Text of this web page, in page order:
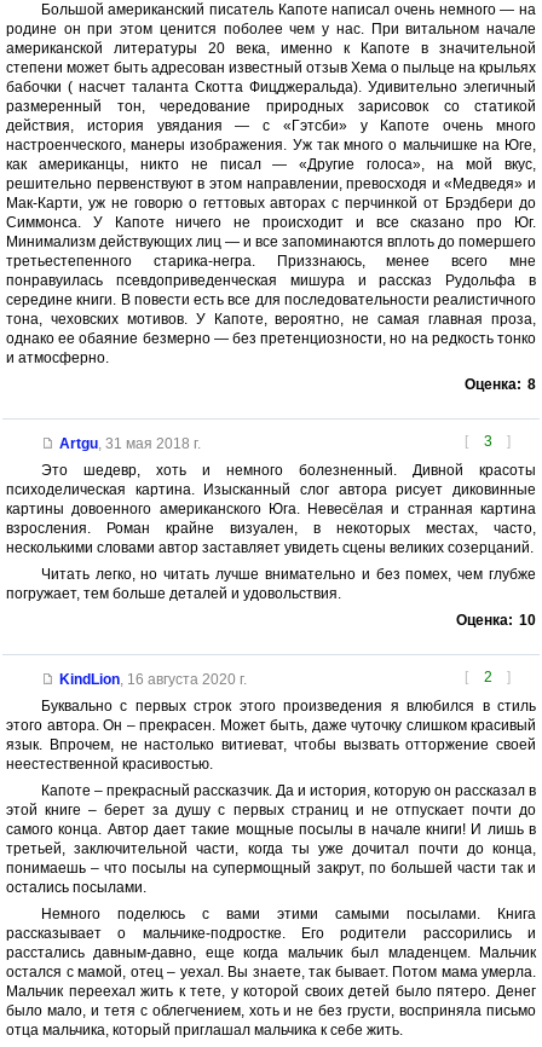
Большой американский писатель Капоте написал очень немного — на
родине он при этом ценится поболее чем у нас. При витальном начале
американской литературы 20 века, именно к Капоте в значительной
степени может быть адресован известный отзыв Хема о пыльце на крыльях
бабочки ( насчет таланта Скотта Фицджеральда). Удивительно элегичный
размеренный тон, чередование природных зарисовок со статикой
действия, история увядания — с «Гэтсби» у Капоте очень много
настроенческого, манеры изображения. Уж так много о мальчишке на Юге,
как американцы, никто не писал — «Другие голоса», на мой вкус,
решительно первенствуют в этом направлении, превосходя и «Медведя» и
Мак-Карти, уж не говорю о геттовых авторах с перчинкой от Брэдбери до
Симмонса. У Капоте ничего не происходит и все сказано про Юг.
Минимализм действующих лиц — и все запоминаются вплоть до помершего
третьестепенного старика-негра. Приззнаюсь, менее всего мне
понравуилась псевдоприведенческая мишура и рассказ Рудольфа в
середине книги. В повести есть все для последовательности реалистичного
тона, чеховских мотивов. У Капоте, вероятно, не самая главная проза,
однако ее обаяние безмерно — без претенциозности, но на редкость тонко
и атмосферно.
Оценка: 8
[ 3 ]
Artgu, 31 мая 2018 г.
Это шедевр, хоть и немного болезненный. Дивной красоты
психоделическая картина. Изысканный слог автора рисует диковинные
картины довоенного американского Юга. Невесёлая и странная картина
взросления. Роман крайне визуален, в некоторых местах, часто,
несколькими словами автор заставляет увидеть сцены великих созерцаний.
Читать легко, но читать лучше внимательно и без помех, чем глубже
погружает, тем больше деталей и удовольствия.
Оценка: 10
[ 2 ]
KindLion, 16 августа 2020 г.
Буквально с первых строк этого произведения я влюбился в стиль
этого автора. Он – прекрасен. Может быть, даже чуточку слишком красивый
язык. Впрочем, не настолько витиеват, чтобы вызвать отторжение своей
неестественной красивостью.
Капоте – прекрасный рассказчик. Да и история, которую он рассказал в
этой книге – берет за душу с первых страниц и не отпускает почти до
самого конца. Автор дает такие мощные посылы в начале книги! И лишь в
третьей, заключительной части, когда ты уже дочитал почти до конца,
понимаешь – что посылы на супермощный закрут, по большей части так и
остались посылами.
Немного поделюсь с вами этими самыми посылами. Книга
рассказывает о мальчике-подростке. Его родители рассорились и
расстались давным-давно, еще когда мальчик был младенцем. Мальчик
остался с мамой, отец – уехал. Вы знаете, так бывает. Потом мама умерла.
Мальчик переехал жить к тете, у которой своих детей было пятеро. Денег
было мало, и тетя с облегчением, хоть и не без грусти, восприняла письмо
отца мальчика, который приглашал мальчика к себе жить.